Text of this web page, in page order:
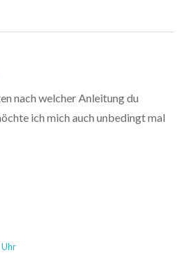
nach welcher Anleitung du
ich mich auch unbedingt mal
Uhr